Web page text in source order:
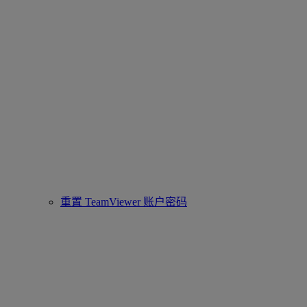
重置 TeamViewer 账户密码